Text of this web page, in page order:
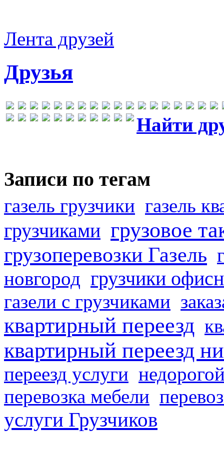
Лента друзей
Друзья
Найти
Записи по тегам
газель грузчики газель
грузчиками грузовое
грузоперевозки Газель
новгород грузчики
газели с грузчиками
квартирный переезд
квартирный переезд
переезд услуги
перевозка мебели
услуги Грузчиков